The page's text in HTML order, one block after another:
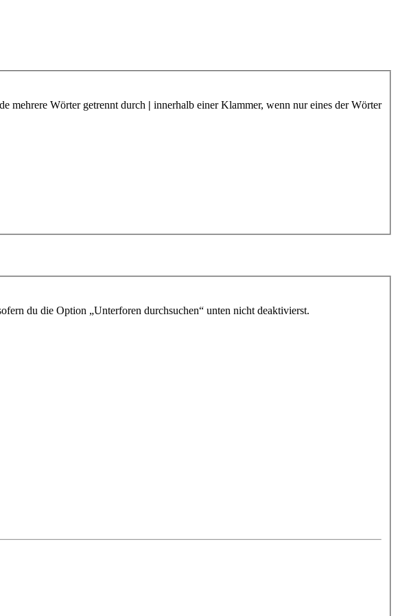
mehrere Wörter getrennt durch | innerhalb einer Klammer, wenn nur eines der Wörter
du die Option „Unterforen durchsuchen“ unten nicht deaktivierst.